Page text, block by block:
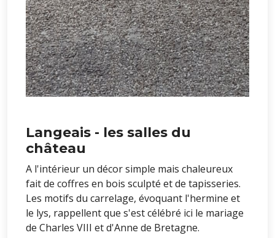
Langeais - les salles du
château
A l'intérieur un décor simple mais chaleureux
fait de coffres en bois sculpté et de tapisseries.
Les motifs du carrelage, évoquant l'hermine et
le lys, rappellent que s'est célébré ici le mariage
de Charles VIII et d'Anne de Bretagne.